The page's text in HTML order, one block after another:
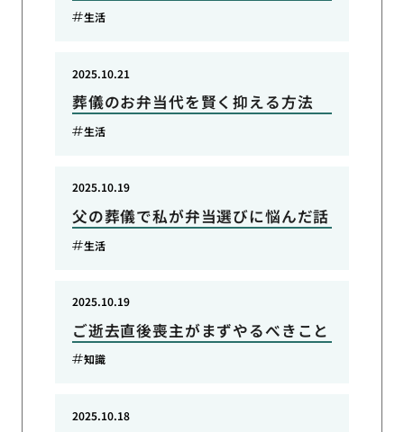
生活
葬儀のお弁当代を賢く抑える方法
2025.10.21
生活
父の葬儀で私が弁当選びに悩んだ話
2025.10.19
生活
ご逝去直後喪主がまずやるべきこと
2025.10.19
知識
2025.10.18